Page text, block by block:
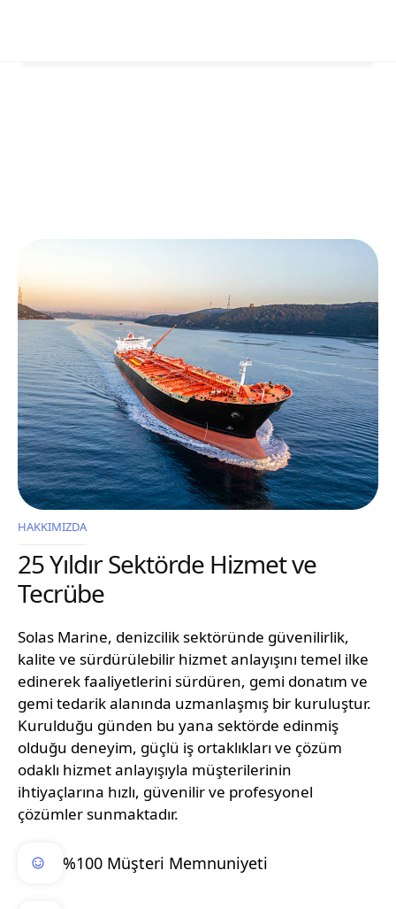
HAKKIMIZDA
25 Yıldır Sektörde Hizmet ve
Tecrübe
Solas Marine, denizcilik sektöründe güvenilirlik,
kalite ve sürdürülebilir hizmet anlayışını temel ilke
edinerek faaliyetlerini sürdüren, gemi donatım ve
gemi tedarik alanında uzmanlaşmış bir kuruluştur.
Kurulduğu günden bu yana sektörde edinmiş
olduğu deneyim, güçlü iş ortaklıkları ve çözüm
odaklı hizmet anlayışıyla müşterilerinin
ihtiyaçlarına hızlı, güvenilir ve profesyonel
çözümler sunmaktadır.
%100 Müşteri Memnuniyeti